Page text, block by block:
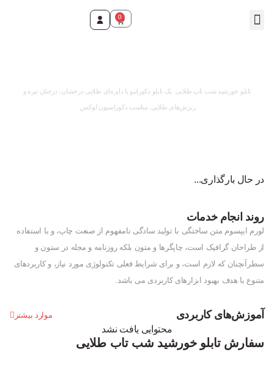
0
تابلو خورشید شب تاب طلایی. یک تابلو دکوراتیو با دایره‌ای طلایی درخشان، درختان تیره و
ریزش‌های طلایی. مناسب دکوراسیون لوکس.
در حال بارگذاری...
روند انجام خدمات
لورم ایپسوم متن ساختگی با تولید سادگی نامفهوم از صنعت چاپ، و با استفاده
از طراحان گرافیک است، چاپگرها و متون بلکه روزنامه و مجله در ستون و
سطرآنچنان که لازم است، و برای شرایط فعلی تکنولوژی مورد نیاز، و کاربردهای
متنوع با هدف بهبود ابزارهای کاربردی می باشد.
آموزش‌های کاربردی موارد بیشتر
محتوایی یافت نشد
سفارش تابلو خورشید شب تاب طلایی